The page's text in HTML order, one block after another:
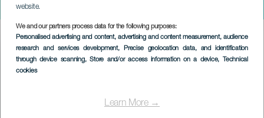
website.
We and our partners process data for the following purposes:
Personalised advertising and content, advertising and content measurement, audience
research and services development, Precise geolocation data, and identification
through device scanning, Store and/or access information on a device, Technical
cookies
Learn More →
Pokzipol Poops im Konzert
Imagen
Listado